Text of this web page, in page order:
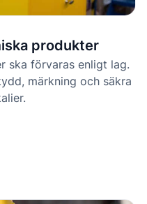
produkter
ska förvaras enligt lag.
märkning och säkra